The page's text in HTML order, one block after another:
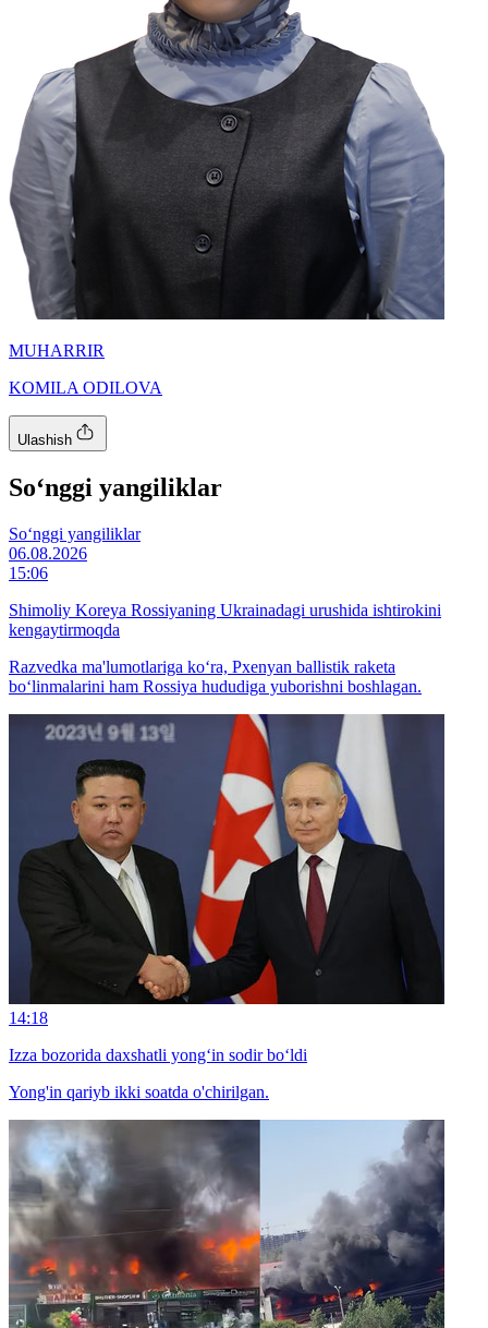
MUHARRIR
KOMILA ODILOVA
Ulashish
So‘nggi yangiliklar
So‘nggi yangiliklar
06.08.2026
15:06
Shimoliy Koreya Rossiyaning Ukrainadagi urushida ishtirokini
kengaytirmoqda
Razvedka ma'lumotlariga ko‘ra, Pxenyan ballistik raketa
bo‘linmalarini ham Rossiya hududiga yuborishni boshlagan.
14:18
Izza bozorida daxshatli yong‘in sodir bo‘ldi
Yong'in qariyb ikki soatda o'chirilgan.